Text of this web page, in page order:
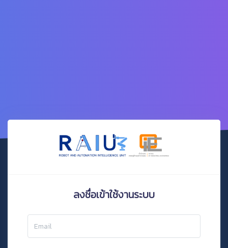
ลงชื่อเข้าใช้งานระบบ